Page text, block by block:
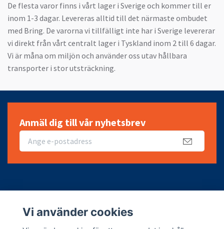
De flesta varor finns i vårt lager i Sverige och kommer till er
inom 1-3 dagar. Levereras alltid till det närmaste ombudet
med Bring. De varorna vi tillfälligt inte har i Sverige levererar
vi direkt från vårt centralt lager i Tyskland inom 2 till 6 dagar.
Vi är måna om miljön och använder oss utav hållbara
transporter i stor utsträckning.
Anmäl dig till vår nyhetsbrev
Vi använder cookies